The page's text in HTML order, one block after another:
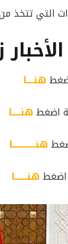
التي تتخذ
هنــــا
اضغط هنـــــا
هنـــــــــــــا
اضغط هنـــــــا